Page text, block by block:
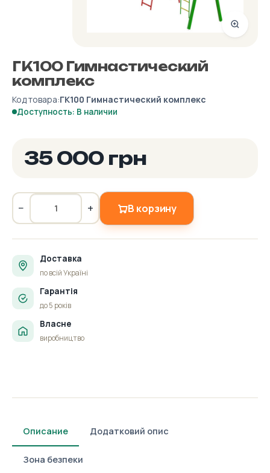
ГК100 Гимнастический
комплекс
Код товара:ГК100 Гимнастический комплекс
Доступность: В наличии
35 000 грн
− + В корзину
Доставка
по всій Україні
Гарантія
до 5 років
Власне
виробництво
Описание Додатковий опис
Зона безпеки